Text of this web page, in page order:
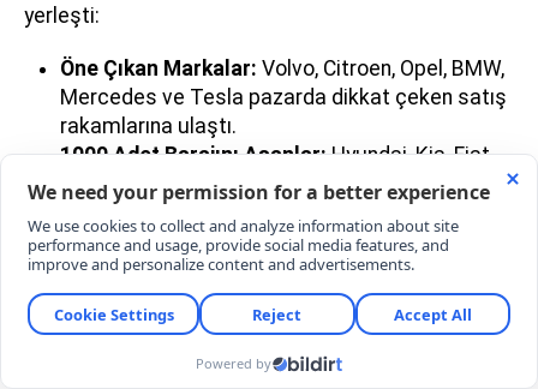
yerleşti:
Öne Çıkan Markalar: Volvo, Citroen, Opel, BMW,
Mercedes ve Tesla pazarda dikkat çeken satış
rakamlarına ulaştı.
1000 Adet Barajını Aşanlar:Hyundai, Kia, Fiat,
Skoda, Ford, Renault ve Peugeot 1000 satış
sınırını geride bıraktı.
1000 Adedin Altında Kalanlar:Volkswagen,
Audi, Porsche ve Jeep gibi markalar ise ilk 7
aylık süreçte 1000 adedin altında kaldı.